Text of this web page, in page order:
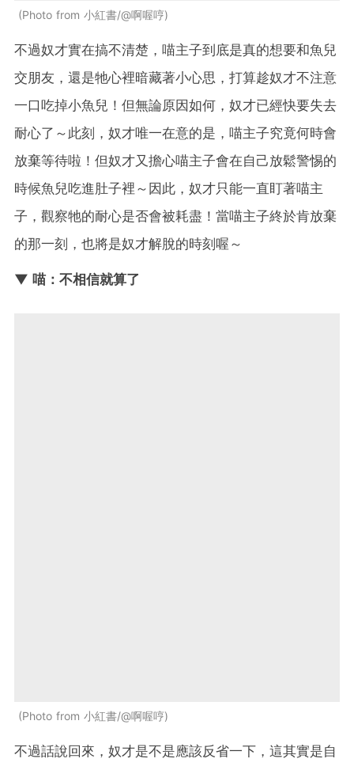
Photo from 小紅書/@啊喔哼
不過奴才實在搞不清楚，喵主子到底是真的想要和魚兒
交朋友，還是牠心裡暗藏著小心思，打算趁奴才不注意
一口吃掉小魚兒！但無論原因如何，奴才已經快要失去
耐心了～此刻，奴才唯一在意的是，喵主子究竟何時會
放棄等待啦！但奴才又擔心喵主子會在自己放鬆警惕的
時候魚兒吃進肚子裡～因此，奴才只能一直盯著喵主
子，觀察牠的耐心是否會被耗盡！當喵主子終於肯放棄
的那一刻，也將是奴才解脫的時刻喔～
▼ 喵：不相信就算了
Photo from 小紅書/@啊喔哼
不過話說回來，奴才是不是應該反省一下，這其實是自